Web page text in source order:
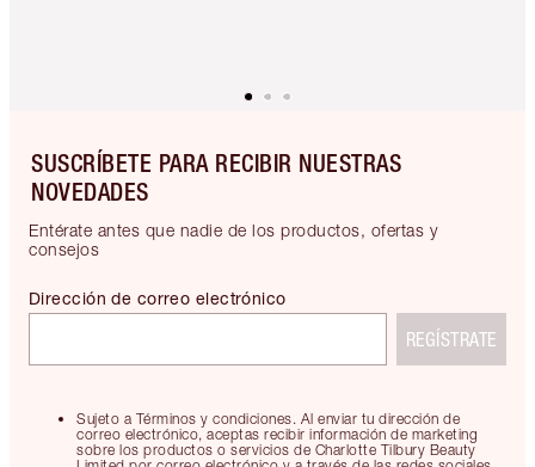
SUSCRÍBETE PARA RECIBIR NUESTRAS
NOVEDADES
Entérate antes que nadie de los productos, ofertas y
consejos
Sujeto a Términos y condiciones. Al enviar tu dirección de
correo electrónico, aceptas recibir información de marketing
sobre los productos o servicios de Charlotte Tilbury Beauty
Dirección de correo electrónico
REGÍSTRATE